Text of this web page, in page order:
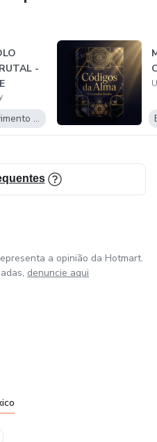
-
Desenvolvimento Pessoal
a opinião da Hotmart.
denuncie aqui